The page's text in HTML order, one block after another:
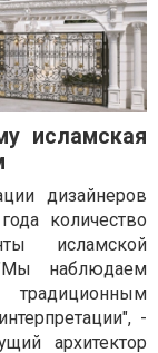
исламская
дизайнеров
количество
исламской
наблюдаем
-
архитектор